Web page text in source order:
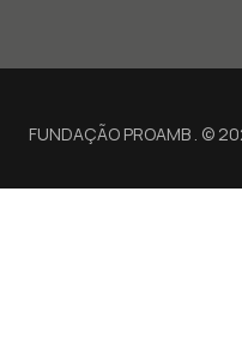
FUNDAÇÃO PROAMB . ©